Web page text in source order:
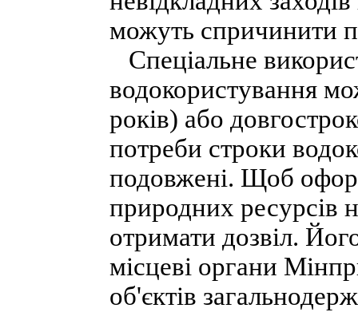
можуть спричинити
Спеціальне
водокористування
років) або
потреби строки
подовжені. Щоб
природних ресурсів
отримати дозвіл.
місцеві органи
об'єктів